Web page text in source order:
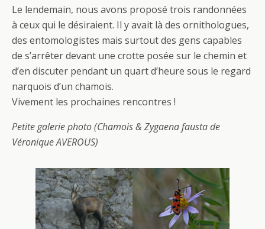
Le lendemain, nous avons proposé trois randonnées
à ceux qui le désiraient. Il y avait là des ornithologues,
des entomologistes mais surtout des gens capables
de s’arrêter devant une crotte posée sur le chemin et
d’en discuter pendant un quart d’heure sous le regard
narquois d’un chamois.
Vivement les prochaines rencontres !
Petite galerie photo (Chamois & Zygaena fausta de
Véronique AVEROUS)